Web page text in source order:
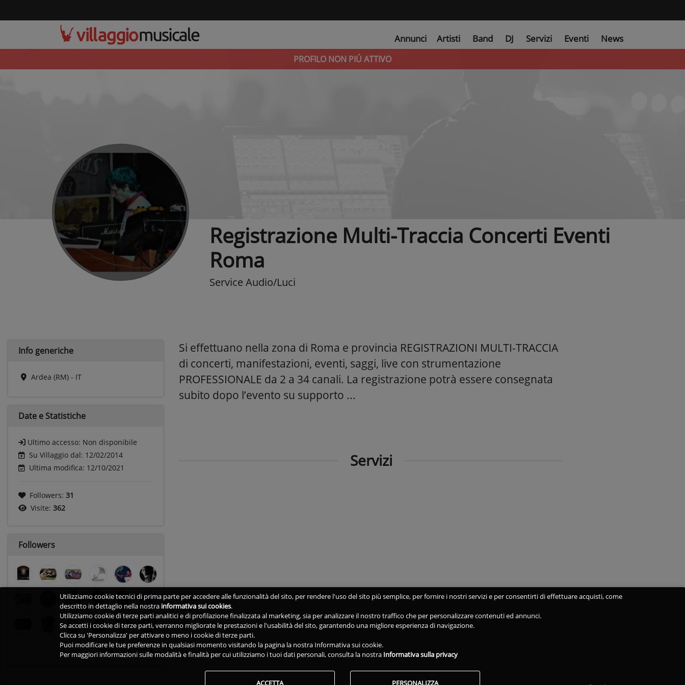
Annunci Artisti Band DJ Servizi Eventi News
PROFILO NON PIÚ ATTIVO
Registrazione Multi-Traccia Concerti Eventi
Roma
Service Audio/Luci
Info generiche
Ardea (RM) - IT
Date e Statistiche
Ultimo accesso: Non disponibile
Su Villaggio dal: 12/02/2014
Ultima modifica: 12/10/2021
Followers: 31
Visite: 362
Followers
visualizza tutti
Si effettuano nella zona di Roma e provincia REGISTRAZIONI MULTI-TRACCIA
di concerti, manifestazioni, eventi, saggi, live con strumentazione
PROFESSIONALE da 2 a 34 canali. La registrazione potrà essere consegnata
subito dopo l’evento su supporto ...
Servizi
Utilizziamo cookie tecnici di prima parte per accedere alle funzionalità del sito, per rendere l'uso del sito più semplice, per fornire i nostri servizi e per consentirti di effettuare acquisti, come
descritto in dettaglio nella nostra informativa sui cookies.
Utilizziamo cookie di terze parti analitici e di profilazione finalizzata al marketing, sia per analizzare il nostro traffico che per personalizzare contenuti ed annunci.
Se accetti i cookie di terze parti, verranno migliorate le prestazioni e l'usabilità del sito, garantendo una migliore esperienza di navigazione.
Clicca su 'Personalizza' per attivare o meno i cookie di terze parti.
Puoi modificare le tue preferenze in qualsiasi momento visitando la pagina la nostra Informativa sui cookie.
Per maggiori informazioni sulle modalità e finalità per cui utilizziamo i tuoi dati personali, consulta la nostra Informativa sulla privacy
ACCETTA PERSONALIZZA